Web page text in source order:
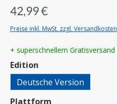
42,99 €
Preise inkl. MwSt. zzgl. Versandkosten
+ superschnellem Gratisversand
Edition
Deutsche Version
Plattform